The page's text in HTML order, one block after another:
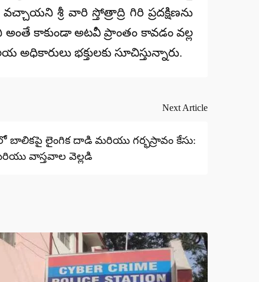
శ్రీ వారి స్తోత్రాద్రి గిరి ప్రదక్షిణను
కాకుండా అటవీ ప్రాంతం కావడం వల్ల
భక్తులకు సూచిస్తున్నారు.
Next Article
బాలికపై లైంగిక దాడి మరియు గర్భస్రావం కేసు:
వాస్తవాల వెల్లడి